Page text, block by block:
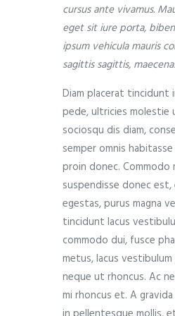
cursus ante vivamus.
eget sit iure porta,
ipsum vehicula mauris
sagittis sagittis,
Diam placerat tincidunt
pede, ultricies molestie
sociosqu dis diam,
semper omnis
proin donec. Commodo
suspendisse donec est,
egestas, purus magna
tincidunt lacus
commodo dui, fusce
metus, lacus
neque ut rhoncus. Ac
mi rhoncus et. A